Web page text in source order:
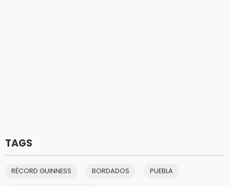
TAGS
RÉCORD GUINNESS BORDADOS PUEBLA